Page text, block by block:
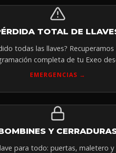
TOTAL DE
todas las llaves? Recuperamos
completa de tu Exeo
EMERGENCIAS →
Y
para todo: puertas, maletero